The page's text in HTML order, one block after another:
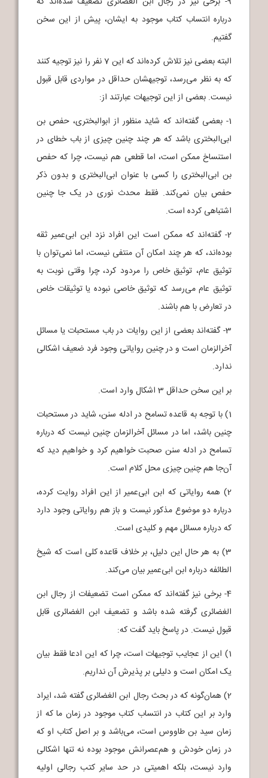
درباره انتساب کتاب موجود به ایشان، پیش از این سخن
گفتیم.
البته بعضی نیز تلاش کرده‌اند که این 7 نفر را نیز توجیه کنند
که به نظر می‌رسد، توجیهشان حداقل در مواردی قابل قبول
نیست. بعضی از این توجیهات عبارتند از:
1- بعضی گفته‌اند که شاید منظور از ابوالبختری، حفص بن
ابی‌البختری باشد که هر چند چنین چیزی از باب خطای در
استنساخ ممکن است، اما قطعی هم نیست، چرا که حفص
بن ابی‌البختری را کسی با عنوان ابی‌البختری و بدون ذکر
حفص بیان نمی‌کند. فقط محدث نوری در یک جا چنین
اشتباهی کرده است.
2- گفته‌اند که ممکن است این افراد نزد ابن ابی‌عمیر ثقه
بوده‌اند، که هر چند امکان آن منتفی نیست، اما نمی‌توان با
توثیق عام، توثیق خاص را مردود کرد، چرا وقتی نوبت به
توثیق عام می‌رسد که توثیق خاصی نبوده یا توثیقات خاص
در تعارض با هم باشند.
3- گفته‌اند بعضی از این روایات در باب مستحبات یا مسائل
آخرالزمان است و در چنین روایاتی وجود فرد ضعیف اشکالی
ندارد.
بر این سخن حداقل 3 اشکال وارد است.
1) با توجه به قاعده تسامح در ادله سنن، شاید در مستحبات
چنین باشد، اما در مسائل آخرالزمان چنین نیست که درباره
تسامح در ادله سنن صحبت خواهیم کرد و خواهیم دید که
آن‌جا هم چنین چیزی محل کلام است.
2) همه روایاتی که ابن ابی‌عمیر از این افراد روایت کرده،
درباره دو موضوع مذکور نیست و باز هم روایاتی وجود دارد
که درباره مسائل مهم و کلیدی است.
3) به هر حال این دلیل، بر خلاف قاعده کلی است که شیخ
الطائفه درباره ابن ابی‌عمیر بیان می‌کند.
4- برخی نیز گفته‌اند که ممکن است تضعیفات از رجال ابن
الغضائری گرفته شده باشد و تضعیف ابن الغضائری قابل
قبول نیست. در پاسخ باید گفت که:
1) این از عجایب توجیهات است، چرا که این ادعا فقط بیان
یک امکان است و دلیلی بر پذیرش آن نداریم.
2) همان‌گونه که در بحث رجال ابن الغضائری گفته شد، ایراد
وارد بر این کتاب در انتساب کتاب موجود در زمان ما که از
زمان سید بن طاووس است، می‌باشد و بر اصل کتاب او که
در زمان خودش و هم‌عصرانش موجود بوده نه تنها اشکالی
وارد نیست، بلکه اهمیتی در حد سایر کتب رجالی اولیه